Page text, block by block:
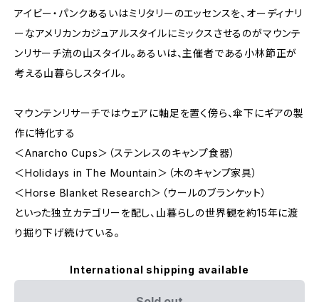
アイビー・パンクあるいはミリタリーのエッセンスを、オーディナリ
ーなアメリカンカジュアルスタイルにミックスさせるのがマウンテ
ンリサーチ流の山スタイル。あるいは、主催者である小林節正が
考える山暮らしスタイル。
マウンテンリサーチではウェアに軸足を置く傍ら、傘下にギアの製
作に特化する
＜Anarcho Cups＞（ステンレスのキャンプ食器）
＜Holidays in The Mountain＞（木のキャンプ家具）
＜Horse Blanket Research＞（ウールのブランケット）
といった独立カテゴリーを配し、山暮らしの世界観を約15年に渡
り掘り下げ続けている。
International shipping available